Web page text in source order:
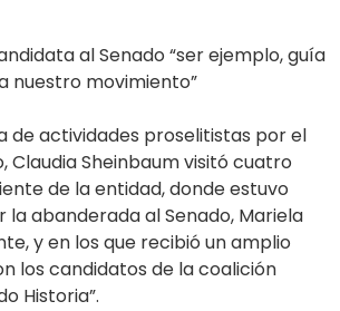
al Senado “ser ejemplo, guía
nuestro movimiento”
de actividades proselitistas por el
Claudia Sheinbaum visitó cuatro
de la entidad, donde estuvo
abanderada al Senado, Mariela
y en los que recibió un amplio
los candidatos de la coalición
Historia”.